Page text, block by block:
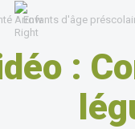
Enfants d'âge
: